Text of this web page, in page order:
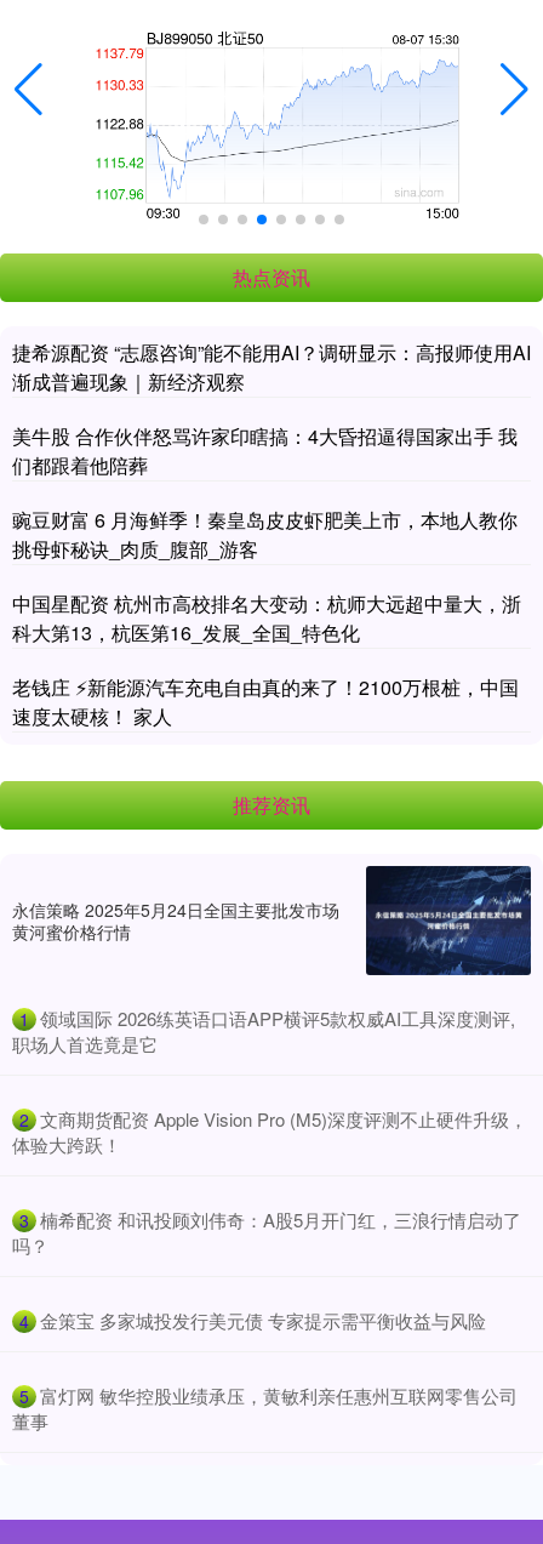
热点资讯
捷希源配资 “志愿咨询”能不能用AI？调研显示：高报师使用AI
渐成普遍现象｜新经济观察
美牛股 合作伙伴怒骂许家印瞎搞：4大昏招逼得国家出手 我
们都跟着他陪葬
豌豆财富 6 月海鲜季！秦皇岛皮皮虾肥美上市，本地人教你
挑母虾秘诀_肉质_腹部_游客
中国星配资 杭州市高校排名大变动：杭师大远超中量大，浙
科大第13，杭医第16_发展_全国_特色化
老钱庄 ⚡新能源汽车充电自由真的来了！2100万根桩，中国
速度太硬核！ 家人
推荐资讯
永信策略 2025年5月24日全国主要批发市场
黄河蜜价格行情
1 ​领域国际 2026练英语口语APP横评5款权威AI工具深度测评,
职场人首选竟是它
2 ​文商期货配资 Apple Vision Pro (M5)深度评测不止硬件升级，
体验大跨跃！
3 ​楠希配资 和讯投顾刘伟奇：A股5月开门红，三浪行情启动了
吗？
4 ​金策宝 多家城投发行美元债 专家提示需平衡收益与风险
5 ​富灯网 敏华控股业绩承压，黄敏利亲任惠州互联网零售公司
董事